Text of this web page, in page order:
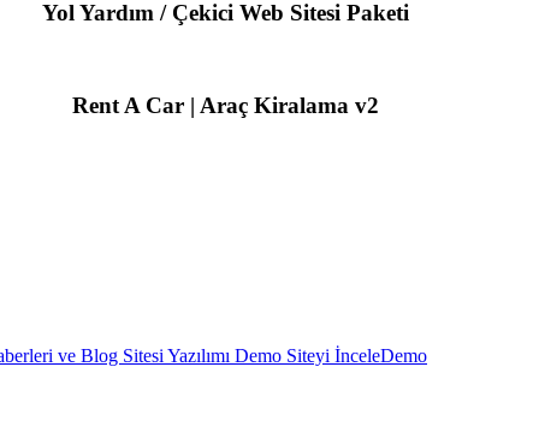
Yol Yardım / Çekici Web Sitesi Paketi
Rent A Car | Araç Kiralama v2
Demo